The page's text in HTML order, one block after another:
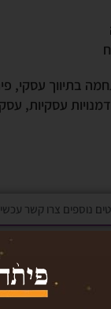
עסקיות,
נוספים צרו קשר